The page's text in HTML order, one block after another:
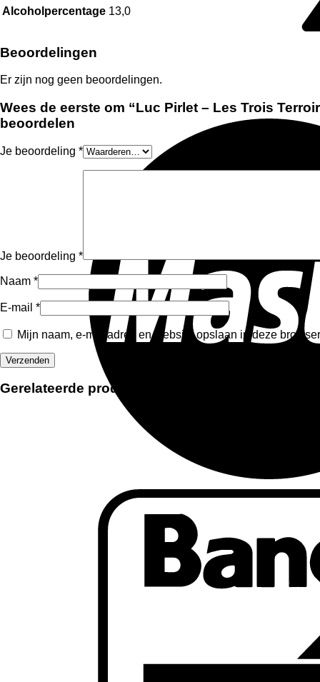
Alcoholpercentage 13,0
Beoordelingen
Er zijn nog geen beoordelingen.
Wees de eerste om “Luc Pirlet – Les Trois
beoordelen
Je beoordeling *
Je beoordeling *
Naam *
E-mail *
Mijn naam, e-mailadres en website opslaan in deze
Gerelateerde producten